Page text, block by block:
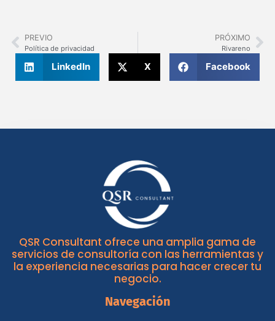
PREVIO
Política de privacidad
PRÓXIMO
Rivareno
LinkedIn X Facebook
QSR Consultant ofrece una amplia gama de
servicios de consultoría con las herramientas y
la experiencia necesarias para hacer crecer tu
negocio.
Navegación